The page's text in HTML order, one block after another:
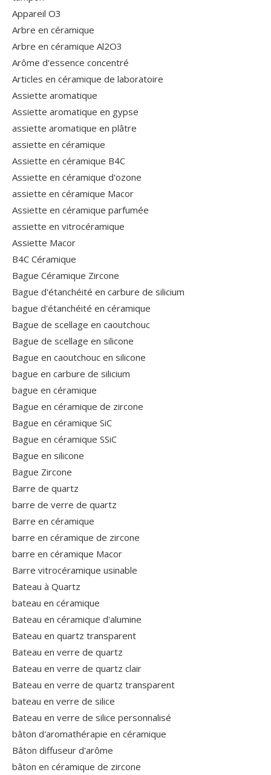
Appareil O3
Arbre en céramique
Arbre en céramique Al2O3
Arôme d'essence concentré
Articles en céramique de laboratoire
Assiette aromatique
Assiette aromatique en gypse
assiette aromatique en plâtre
assiette en céramique
Assiette en céramique B4C
Assiette en céramique d'ozone
assiette en céramique Macor
Assiette en céramique parfumée
assiette en vitrocéramique
Assiette Macor
B4C Céramique
Bague Céramique Zircone
Bague d'étanchéité en carbure de silicium
bague d'étanchéité en céramique
Bague de scellage en caoutchouc
Bague de scellage en silicone
Bague en caoutchouc en silicone
bague en carbure de silicium
bague en céramique
Bague en céramique de zircone
Bague en céramique SiC
Bague en céramique SSiC
Bague en silicone
Bague Zircone
Barre de quartz
barre de verre de quartz
Barre en céramique
barre en céramique de zircone
barre en céramique Macor
Barre vitrocéramique usinable
Bateau à Quartz
bateau en céramique
Bateau en céramique d'alumine
Bateau en quartz transparent
Bateau en verre de quartz
Bateau en verre de quartz clair
Bateau en verre de quartz transparent
bateau en verre de silice
Bateau en verre de silice personnalisé
bâton d'aromathérapie en céramique
Bâton diffuseur d'arôme
bâton en céramique de zircone